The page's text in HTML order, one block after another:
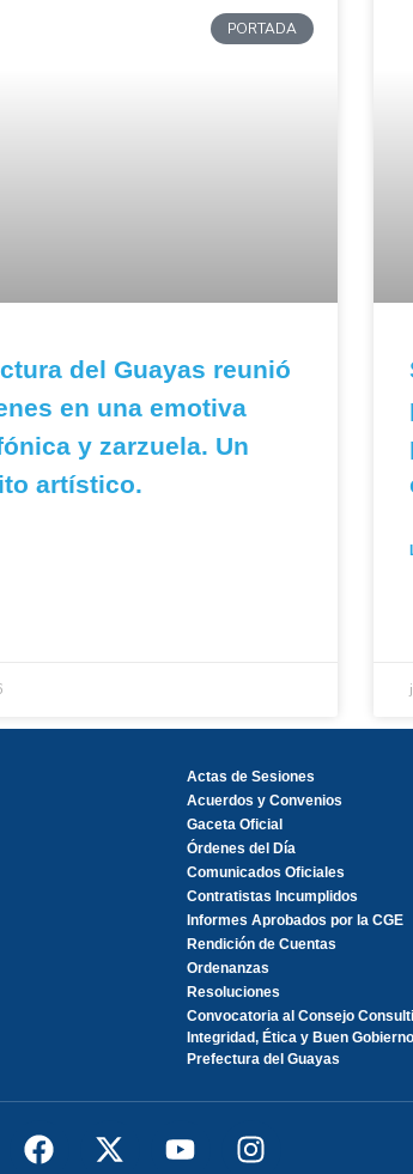
PORTADA
del Guayas reunió
en una emotiva
y zarzuela. Un
artístico.
Actas de Sesiones
Acuerdos y Convenios
Gaceta Oficial
Órdenes del Día
Comunicados Oficiales
Contratistas Incumplidos
Informes Aprobados por la CGE
Rendición de Cuentas
Ordenanzas
Resoluciones
Convocatoria al Consejo
Integridad, Ética y Buen
Prefectura del Guayas